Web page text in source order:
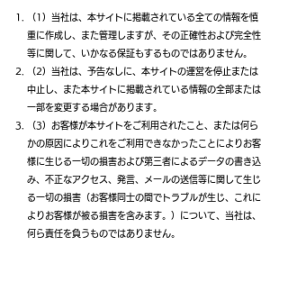
（1）当社は、本サイトに掲載されている全ての情報を慎
重に作成し、また管理しますが、その正確性および完全性
等に関して、いかなる保証もするものではありません。
（2）当社は、予告なしに、本サイトの運営を停止または
中止し、また本サイトに掲載されている情報の全部または
一部を変更する場合があります。
（3）お客様が本サイトをご利用されたこと、または何ら
かの原因によりこれをご利用できなかったことによりお客
様に生じる一切の損害および第三者によるデータの書き込
み、不正なアクセス、発言、メールの送信等に関して生じ
る一切の損害（お客様同士の間でトラブルが生じ、これに
よりお客様が被る損害を含みます。）について、当社は、
何ら責任を負うものではありません。